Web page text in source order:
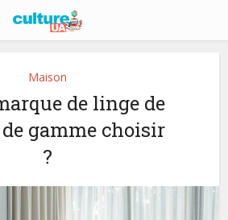
Maison
de linge de
gamme choisir
?